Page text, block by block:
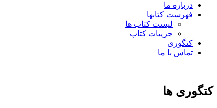
درباره ما
فهرست کتابها
لیست کتاب ها
جزییات کتاب
کتگوری
تماس با ما
کتگوری ها